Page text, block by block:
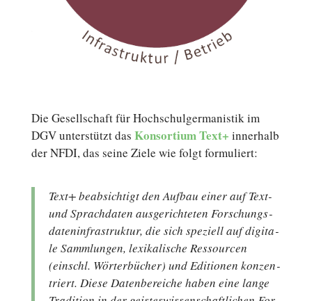
Die Gesellschaft für Hochschulgermanistik im
DGV un­ter­stützt das Kon­sor­ti­umText+ in­ner­halb
der NFDI, das seine Ziele wie folgt formuliert:
Text+ be­ab­sich­tigt den Aufbau einer auf Text-
und Sprach­da­ten aus­ge­rich­te­ten For­schungs­
da­ten­in­fra­struk­tur, die sich spe­zi­ell auf di­gi­ta­
le Samm­lun­gen, le­xi­ka­li­sche Res­sour­cen
(einschl. Wör­ter­bü­cher) und Edi­tio­nen kon­zen­
triert. Diese Da­ten­be­rei­che haben eine lange